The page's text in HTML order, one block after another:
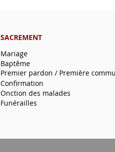
SACREMENT
Mariage
Premier pardon / Première
Baptême
Confirmation
Onction des malades
Funérailles